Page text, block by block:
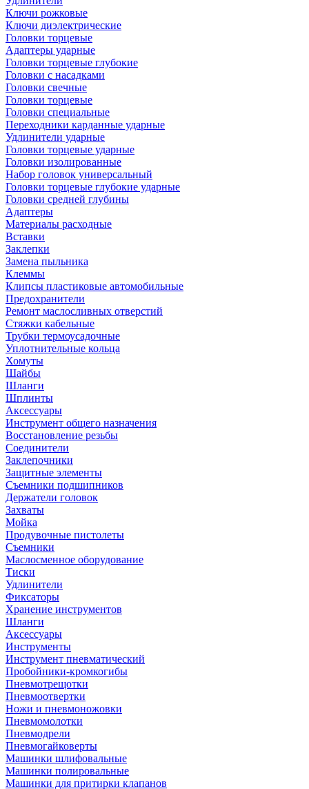
Ключи рожковые
Ключи диэлектрические
Головки торцевые
Адаптеры ударные
Головки торцевые глубокие
Головки с насадками
Головки свечные
Головки торцевые
Головки специальные
Переходники карданные ударные
Удлинители ударные
Головки торцевые ударные
Головки изолированные
Набор головок универсальный
Головки торцевые глубокие ударные
Головки средней глубины
Адаптеры
Материалы расходные
Вставки
Заклепки
Замена пыльника
Клеммы
Клипсы пластиковые автомобильные
Предохранители
Ремонт маслосливных отверстий
Стяжки кабельные
Трубки термоусадочные
Уплотнительные кольца
Хомуты
Шайбы
Шланги
Шплинты
Аксессуары
Инструмент общего назначения
Восстановление резьбы
Соединители
Заклепочники
Защитные элементы
Съемники подшипников
Держатели головок
Захваты
Мойка
Продувочные пистолеты
Съемники
Маслосменное оборудование
Тиски
Удлинители
Фиксаторы
Хранение инструментов
Шланги
Аксессуары
Инструменты
Инструмент пневматический
Пробойники-кромкогибы
Пневмотрещотки
Пневмоотвертки
Ножи и пневмоножовки
Пневмомолотки
Пневмодрели
Пневмогайковерты
Машинки шлифовальные
Машинки полировальные
Машинки для притирки клапанов